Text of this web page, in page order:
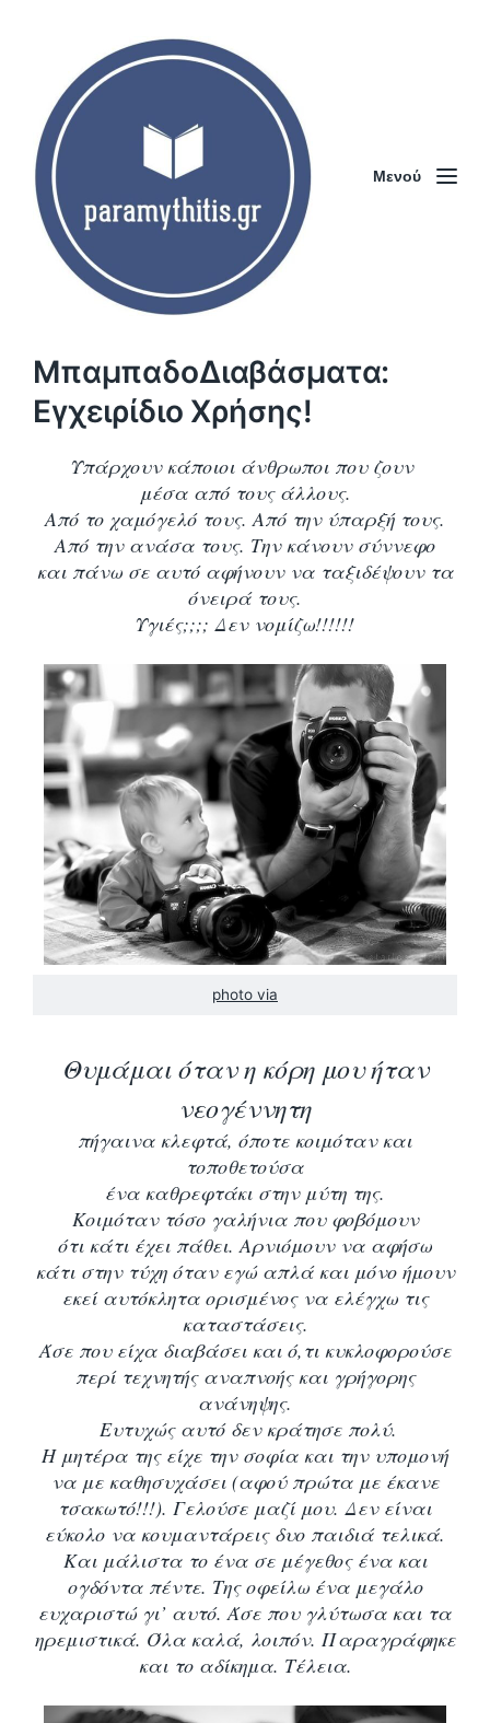
Μενού
ΜπαμπαδοΔιαβάσματα:
Εγχειρίδιο Χρήσης!
Υπάρχουν κάποιοι άνθρωποι που ζουν
μέσα από τους άλλους.
Από το χαμόγελό τους. Από την ύπαρξή τους.
Από την ανάσα τους. Την κάνουν σύννεφο
και πάνω σε αυτό αφήνουν να ταξιδέψουν τα
όνειρά τους.
Υγιές;;;; Δεν νομίζω!!!!!!
photo via
Θυμάμαι όταν η κόρη μου ήταν
νεογέννητη
πήγαινα κλεφτά, όποτε κοιμόταν και
τοποθετούσα
ένα καθρεφτάκι στην μύτη της.
Κοιμόταν τόσο γαλήνια που φοβόμουν
ότι κάτι έχει πάθει. Αρνιόμουν να αφήσω
κάτι στην τύχη όταν εγώ απλά και μόνο ήμουν
εκεί αυτόκλητα ορισμένος να ελέγχω τις
καταστάσεις.
Άσε που είχα διαβάσει και ό,τι κυκλοφορούσε
περί τεχνητής αναπνοής και γρήγορης
ανάνηψης.
Ευτυχώς αυτό δεν κράτησε πολύ.
Η μητέρα της είχε την σοφία και την υπομονή
να με καθησυχάσει (αφού πρώτα με έκανε
τσακωτό!!!). Γελούσε μαζί μου. Δεν είναι
εύκολο να κουμαντάρεις δυο παιδιά τελικά.
Και μάλιστα το ένα σε μέγεθος ένα και
ογδόντα πέντε. Της οφείλω ένα μεγάλο
ευχαριστώ γι’ αυτό. Άσε που γλύτωσα και τα
ηρεμιστικά. Όλα καλά, λοιπόν. Παραγράφηκε
και το αδίκημα. Τέλεια.